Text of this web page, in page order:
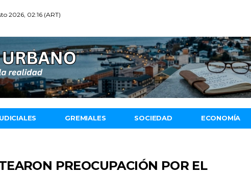
2026, 02:16 (ART)
GREMIALES SOCIEDAD ECONOMÍA
PREOCUPACIÓN POR EL